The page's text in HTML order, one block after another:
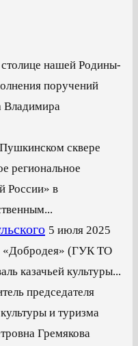
нашей Родины-
поручений
Владимира
сквере
региональное
России» в
5 июля 2025
«Добродея» (ГУК ТО
казачьей культуры...
председателя
и туризма
Гремякова